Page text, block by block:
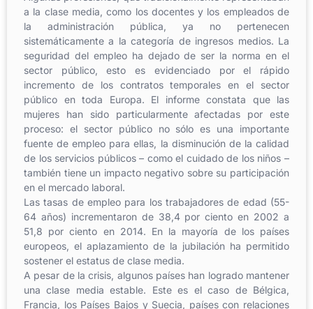
a la clase media, como los docentes y los empleados de
la administración pública, ya no pertenecen
sistemáticamente a la categoría de ingresos medios. La
seguridad del empleo ha dejado de ser la norma en el
sector público, esto es evidenciado por el rápido
incremento de los contratos temporales en el sector
público en toda Europa. El informe constata que las
mujeres han sido particularmente afectadas por este
proceso: el sector público no sólo es una importante
fuente de empleo para ellas, la disminución de la calidad
de los servicios públicos – como el cuidado de los niños –
también tiene un impacto negativo sobre su participación
en el mercado laboral.
Las tasas de empleo para los trabajadores de edad (55-
64 años) incrementaron de 38,4 por ciento en 2002 a
51,8 por ciento en 2014. En la mayoría de los países
europeos, el aplazamiento de la jubilación ha permitido
sostener el estatus de clase media.
A pesar de la crisis, algunos países han logrado mantener
una clase media estable. Este es el caso de Bélgica,
Francia, los Países Bajos y Suecia, países con relaciones